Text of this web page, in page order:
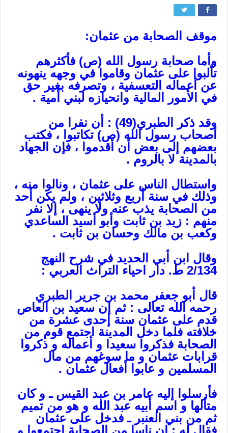
موقف الصحابة من عثمان:
وأما صحابة رسول الله (ص) فأكثرهم
تألبوا على عثمان وقاموا في وجهه ينهونه
عن أعماله التعسفية ، وتصرفه بغير حق
في الأمور المالية وانحيازه لبني أمية .
وقد ذكر الطبري(49)
: أن نفرا من
أصحاب رسول الله (ص) تكاتبوا ، فكتب
بعضهم إلى بعض أن أقدموا ، فإن الجهاد
بالمدينة لا بالروم .
واستطال الناس على عثمان ، ونالوا منه ،
وذلك في سنة أربع وثلاثين ، ولم يكن أحد
من الصحابة يذب عنه ولا ينهى ، إلا نفر
منهم : زيد بن ثابت وأبو أسيد الساعدي
وكعب بن مالك وحسان بن ثابت .
وقال ابن أبي الحديد في شرح النهج
2/134 ط. دار احياء التراث العربي :
قال أبو جعفر محمد بن جرير الطبري
رحمه الله تعالى : ثم إن سعيد بن العاص
قدم على عثمان سنة إحدى عشرة من
خلافته فلما دخل المدينة اجتمع قوم من
الصحابة فذكروا سعيدا و أعماله و ذكروا
قرابات عثمان و ما سوغهم من مال
المسلمين و عابوا أفعال عثمان .
فأرسلوا إليه عامر بن عبد القيس ـ و كان
متألها و اسم أبيه عبد الله و هو من تميم
ثم من بني العنبر ـ فدخل على عثمان
فقال له : إن ناسا من الصحابة اجتمعوا و